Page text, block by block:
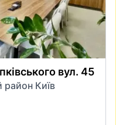
вул. 45
район Київ